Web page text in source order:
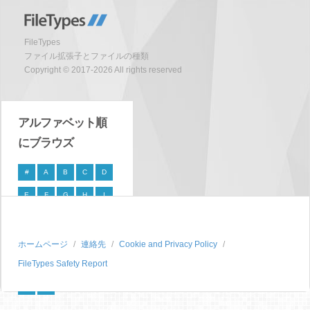
FileTypes
ファイル拡張子とファイルの種類
Copyright © 2017-2026 All rights reserved
アルファベット順
にブラウズ
# A B C D
E F G H I
P Q R S
T U V W X
ホームページ 連絡先
Cookie and Privacy Policy
FileTypes Safety Report